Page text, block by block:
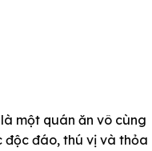
một quán ăn vô cùng
độc đáo, thú vị và thỏa